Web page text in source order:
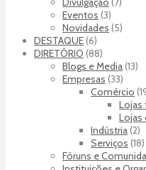
Eventos (3)
Novidades (5)
DESTAQUE(6)
DIRETÓRIO (88)
Blogs e Media(13)
Empresas (33)
Comércio
Lojas
Lojas
Indústria(2)
Serviços (18)
Fóruns e